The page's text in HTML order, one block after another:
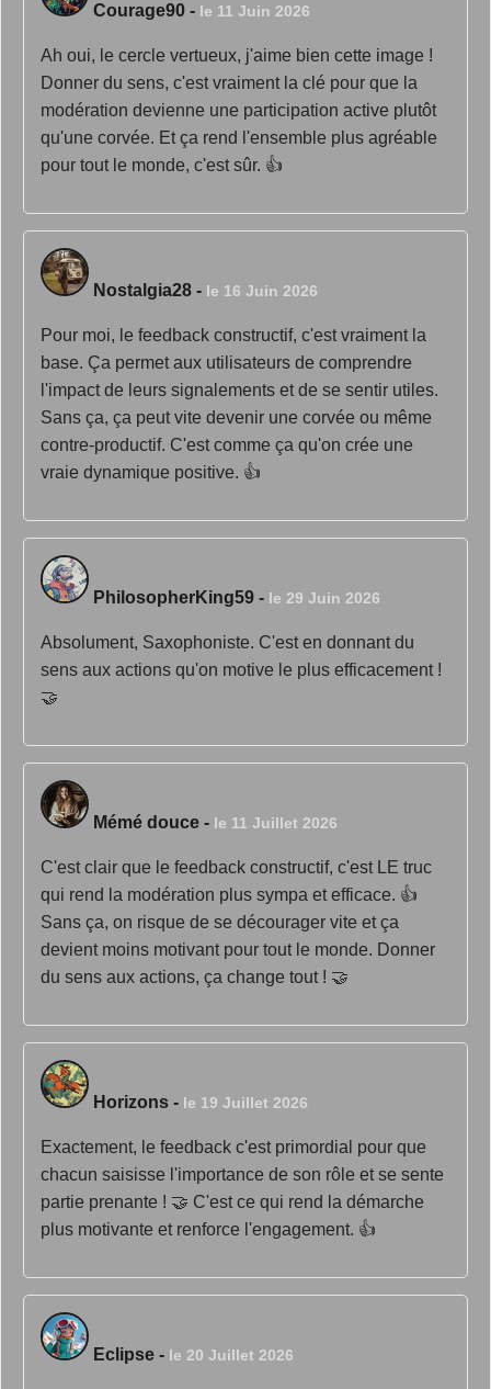
Courage90 - le 11 Juin 2026
Ah oui, le cercle vertueux, j'aime bien cette image !
Donner du sens, c'est vraiment la clé pour que la
modération devienne une participation active plutôt
qu'une corvée. Et ça rend l'ensemble plus agréable
pour tout le monde, c'est sûr. 👍
Nostalgia28 - le 16 Juin 2026
Pour moi, le feedback constructif, c'est vraiment la
base. Ça permet aux utilisateurs de comprendre
l'impact de leurs signalements et de se sentir utiles.
Sans ça, ça peut vite devenir une corvée ou même
contre-productif. C'est comme ça qu'on crée une
vraie dynamique positive. 👍
PhilosopherKing59 - le 29 Juin 2026
Absolument, Saxophoniste. C'est en donnant du
sens aux actions qu'on motive le plus efficacement !
🤝
Mémé douce - le 11 Juillet 2026
C'est clair que le feedback constructif, c'est LE truc
qui rend la modération plus sympa et efficace. 👍
Sans ça, on risque de se décourager vite et ça
devient moins motivant pour tout le monde. Donner
du sens aux actions, ça change tout ! 🤝
Horizons - le 19 Juillet 2026
Exactement, le feedback c'est primordial pour que
chacun saisisse l'importance de son rôle et se sente
partie prenante ! 🤝 C'est ce qui rend la démarche
plus motivante et renforce l'engagement. 👍
Eclipse - le 20 Juillet 2026